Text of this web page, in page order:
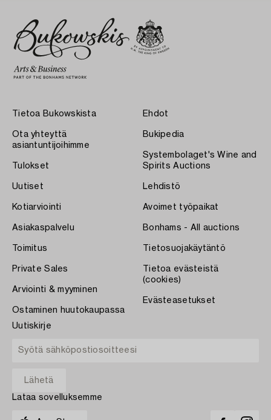
Tietoa Bukowskista
Ota yhteyttä
asiantuntijoihimme
Tulokset
Uutiset
Kotiarviointi
Asiakaspalvelu
Toimitus
Private Sales
Arviointi & myyminen
Ostaminen huutokaupassa
Ehdot
Bukipedia
Systembolaget's Wine and
Spirits Auctions
Lehdistö
Avoimet työpaikat
Bonhams - All auctions
Tietosuojakäytäntö
Tietoa evästeistä
(cookies)
Evästeasetukset
Uutiskirje
Lataa sovelluksemme